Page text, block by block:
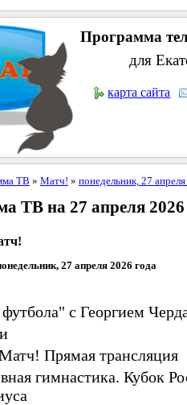
Программа
для
карта сайта
ТВ » Матч! » понедельник, 27
ТВ на 27 апреля 2026
27 апреля 2026 года
с Георгием
Прямая трансляция
гимнастика. Кубок